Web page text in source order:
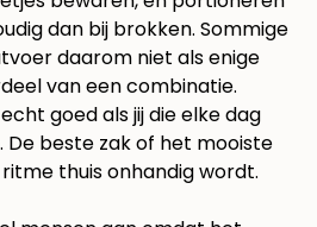
dan bij brokken. Sommige
daarom niet als enige
van een combinatie.
goed als jij die elke dag
De beste zak of het mooiste
thuis onhandig wordt.